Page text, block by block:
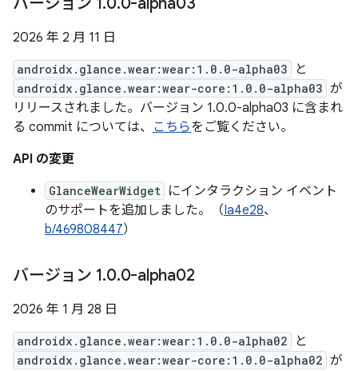
2026 年 2 月 11 日
androidx.glance.wear:wear:1.0.0-alpha03 と
androidx.glance.wear:wear-core:1.0.0-alpha03 が
リリースされました。バージョン 1.0.0-alpha03 に含まれ
る commit については、 こちらをご覧ください。
API の変更
GlanceWearWidget にインタラクション イベント
のサポートを追加しました。（Ia4e28、
b/469808447）
バージョン 1.0.0-alpha02
2026 年 1 月 28 日
androidx.glance.wear:wear:1.0.0-alpha02 と
androidx.glance.wear:wear-core:1.0.0-alpha02 が